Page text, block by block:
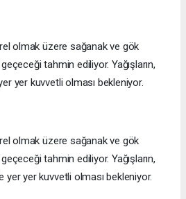
olmak üzere sağanak ve gök
tahmin ediliyor. Yağışların,
yer kuvvetli olması bekleniyor.
olmak üzere sağanak ve gök
tahmin ediliyor. Yağışların,
yer kuvvetli olması bekleniyor.